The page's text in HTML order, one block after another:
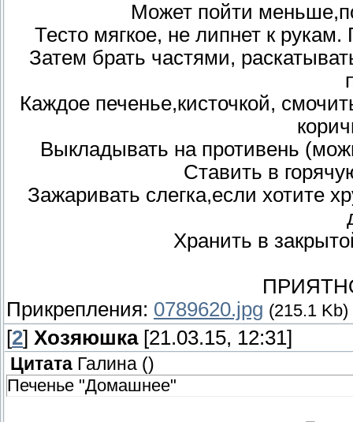
Может пойти
Тесто мягкое, не липнет к
Затем брать частями,
Каждое печенье,кисточкой,
Выкладывать на противень
Ставить в
Зажаривать слегка,если хотите
Хранить в
Прикрепления: 0789620.jpg (215.1 Kb)
[2] Хозяюшка[21.03.15, 12:31]
Цитата Галина ()
Печенье "Домашнее"